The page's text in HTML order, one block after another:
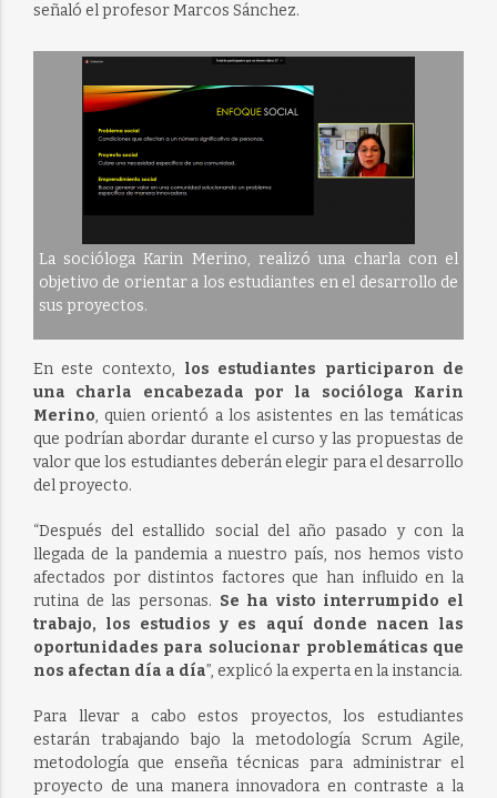
señaló el profesor Marcos Sánchez.
La socióloga Karin Merino, realizó una charla con el
objetivo de orientar a los estudiantes en el desarrollo de
sus proyectos.
En este contexto, los estudiantes participaron de
una charla encabezada por la socióloga Karin
Merino, quien orientó a los asistentes en las temáticas
que podrían abordar durante el curso y las propuestas de
valor que los estudiantes deberán elegir para el desarrollo
del proyecto.
“Después del estallido social del año pasado y con la
llegada de la pandemia a nuestro país, nos hemos visto
afectados por distintos factores que han influido en la
rutina de las personas. Se ha visto interrumpido el
trabajo, los estudios y es aquí donde nacen las
oportunidades para solucionar problemáticas que
nos afectan día a día”, explicó la experta en la instancia.
Para llevar a cabo estos proyectos, los estudiantes
estarán trabajando bajo la metodología Scrum Agile,
metodología que enseña técnicas para administrar el
proyecto de una manera innovadora en contraste a la